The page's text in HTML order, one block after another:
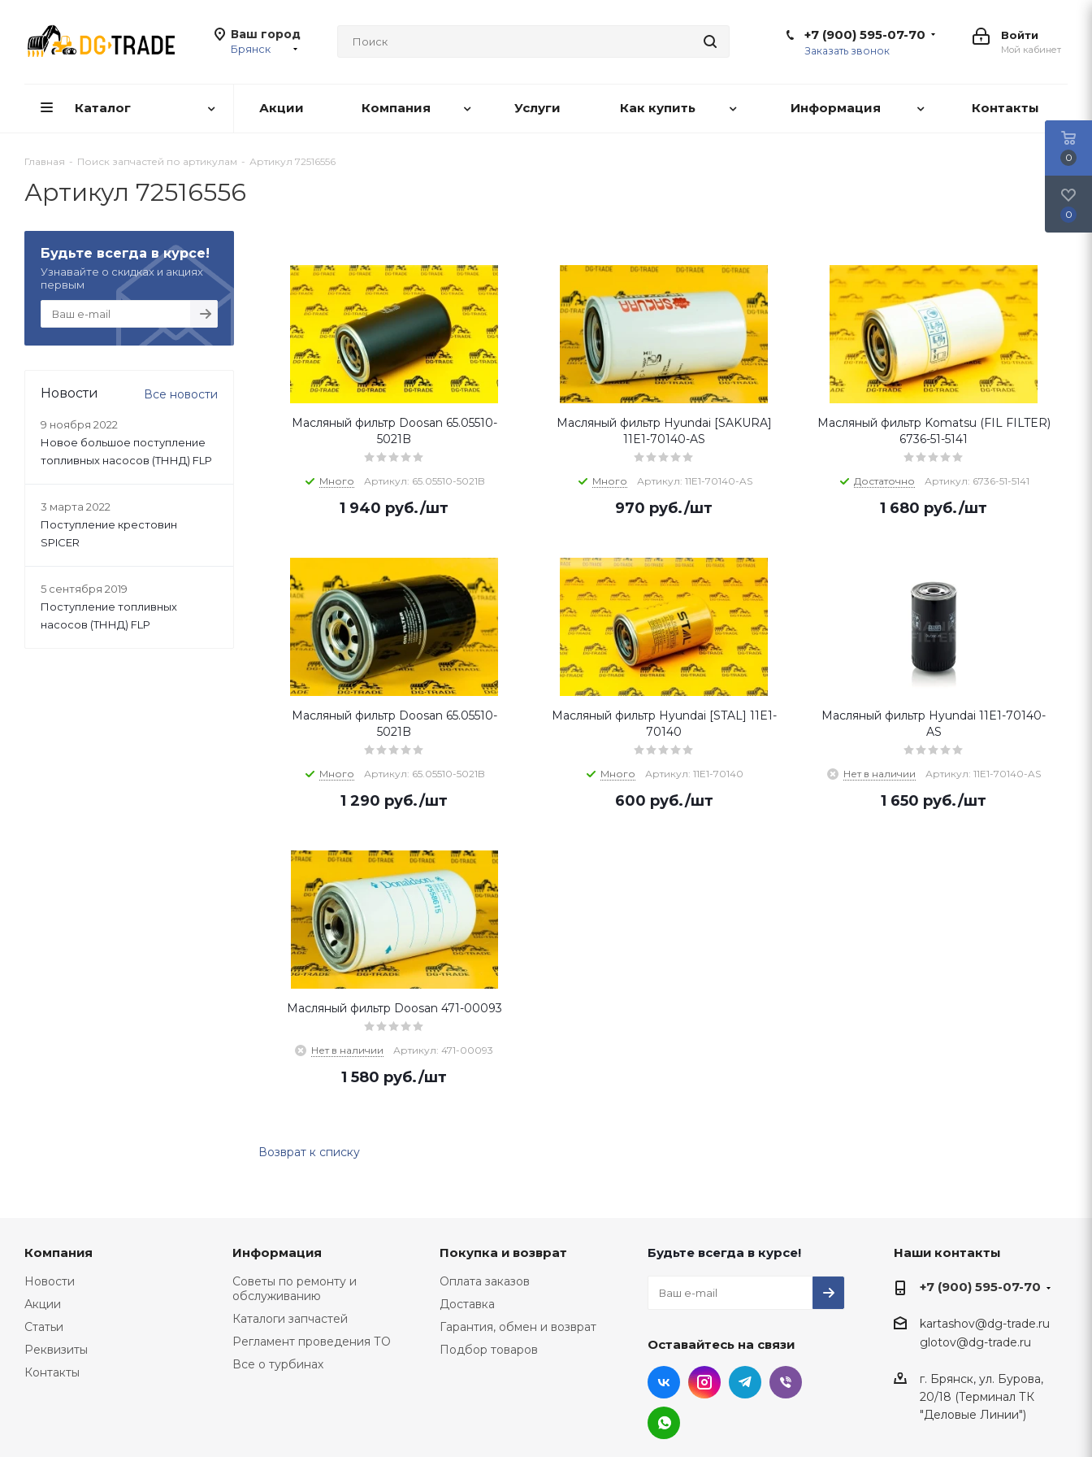
Ваш город
Брянск
Войти
Мой кабинет
+7 (900) 595-07-70
Заказать звонок
Каталог Акции Компания Услуги Как купить Информация Контакты
Главная - Поиск запчастей по артикулам - Артикул 72516556
Артикул 72516556
Масляный фильтр Doosan 65.05510-
5021B
Много Артикул: 65.05510-5021B
1 940 руб./шт
Масляный фильтр Hyundai [SAKURA]
11E1-70140-AS
Много Артикул: 11E1-70140-AS
970 руб./шт
Масляный фильтр Komatsu (FIL FILTER)
6736-51-5141
Достаточно Артикул: 6736-51-5141
1 680 руб./шт
Масляный фильтр Doosan 65.05510-
5021B
Много Артикул: 65.05510-5021B
1 290 руб./шт
Масляный фильтр Hyundai [STAL] 11E1-
70140
Много Артикул: 11E1-70140
600 руб./шт
Масляный фильтр Hyundai 11E1-70140-
AS
Нет в наличии Артикул: 11E1-70140-AS
1 650 руб./шт
Масляный фильтр Doosan 471-00093
Нет в наличии Артикул: 471-00093
1 580 руб./шт
Возврат к списку
Будьте всегда в курсе!
Узнавайте о скидках и акциях
первым
Новости Все новости
9 ноября 2022
Новое большое поступление
топливных насосов (ТННД) FLP
3 марта 2022
Поступление крестовин
SPICER
5 сентября 2019
Поступление топливных
насосов (ТННД) FLP
Компания
Новости
Акции
Статьи
Реквизиты
Контакты
Информация
Советы по ремонту и
обслуживанию
Каталоги запчастей
Регламент проведения ТО
Все о турбинах
Покупка и возврат
Оплата заказов
Доставка
Гарантия, обмен и возврат
Подбор товаров
Будьте всегда в курсе!
Оставайтесь на связи
Наши контакты
+7 (900) 595-07-70
kartashov@dg-trade.ru
glotov@dg-trade.ru
г. Брянск, ул. Бурова,
20/18 (Терминал ТК
"Деловые Линии")
0
0